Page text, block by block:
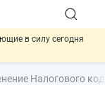
в силу сегодня
товаров через
Налогового